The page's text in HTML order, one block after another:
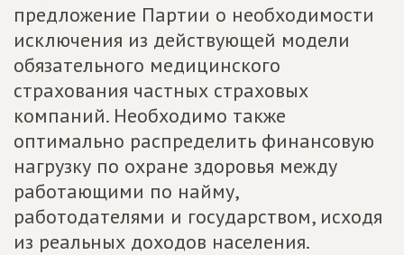
предложение Партии о необходимости
исключения из действующей модели
обязательного медицинского
страхования частных страховых
компаний. Необходимо также
оптимально распределить финансовую
нагрузку по охране здоровья между
работающими по найму,
работодателями и государством, исходя
из реальных доходов населения.